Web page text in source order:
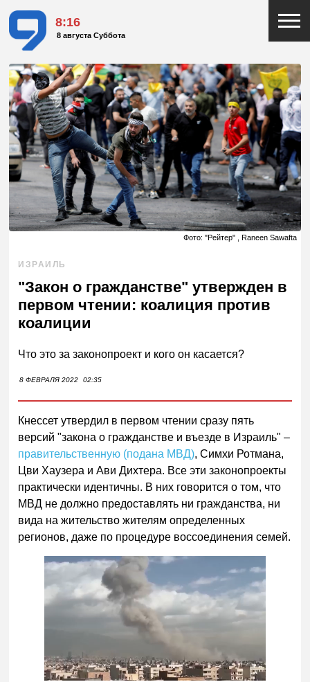
8:16
8 августа Суббота
Фото: "Рейтер" , Raneen Sawafta
ИЗРАИЛЬ
"Закон о гражданстве" утвержден в
первом чтении: коалиция против
коалиции
Что это за законопроект и кого он касается?
8 ФЕВРАЛЯ 2022 02:35
Кнессет утвердил в первом чтении сразу пять
версий "закона о гражданстве и въезде в Израиль" –
правительственную (подана МВД), Симхи Ротмана,
Цви Хаузера и Ави Дихтера. Все эти законопроекты
практически идентичны. В них говорится о том, что
МВД не должно предоставлять ни гражданства, ни
вида на жительство жителям определенных
регионов, даже по процедуре воссоединения семей.